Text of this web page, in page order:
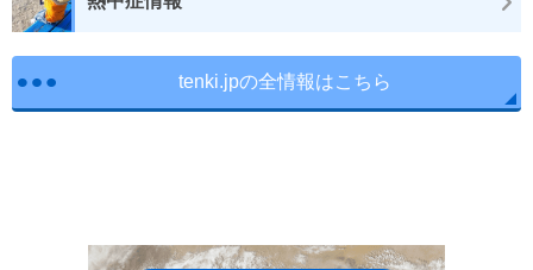
tenki.jpの全情報はこちら